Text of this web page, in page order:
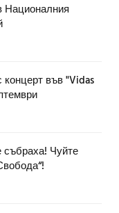
Националния
във "Vidas
събраха! Чуйте